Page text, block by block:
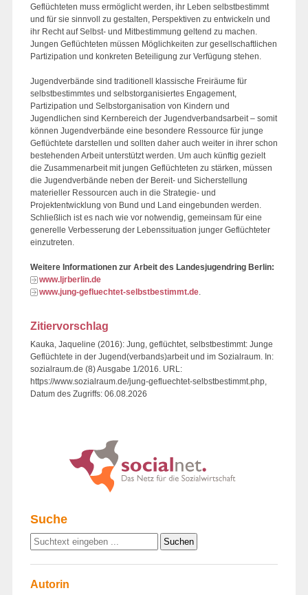
Geflüchteten muss ermöglicht werden, ihr Leben selbstbestimmt
und für sie sinnvoll zu gestalten, Perspektiven zu entwickeln und
ihr Recht auf Selbst- und Mitbestimmung geltend zu machen.
Jungen Geflüchteten müssen Möglichkeiten zur gesellschaftlichen
Partizipation und konkreten Beteiligung zur Verfügung stehen.
Jugendverbände sind traditionell klassische Freiräume für
selbstbestimmtes und selbstorganisiertes Engagement,
Partizipation und Selbstorganisation von Kindern und
Jugendlichen sind Kernbereich der Jugendverbandsarbeit – somit
können Jugendverbände eine besondere Ressource für junge
Geflüchtete darstellen und sollten daher auch weiter in ihrer schon
bestehenden Arbeit unterstützt werden. Um auch künftig gezielt
die Zusammenarbeit mit jungen Geflüchteten zu stärken, müssen
die Jugendverbände neben der Bereit- und Sicherstellung
materieller Ressourcen auch in die Strategie- und
Projektentwicklung von Bund und Land eingebunden werden.
Schließlich ist es nach wie vor notwendig, gemeinsam für eine
generelle Verbesserung der Lebenssituation junger Geflüchteter
einzutreten.
Weitere Informationen zur Arbeit des Landesjugendring Berlin:
www.ljrberlin.de
www.jung-gefluechtet-selbstbestimmt.de
Zitiervorschlag
Kauka, Jaqueline (2016): Jung, geflüchtet, selbstbestimmt: Junge
Geflüchtete in der Jugend(verbands)arbeit und im Sozialraum. In:
sozialraum.de (8) Ausgabe 1/2016. URL:
https://www.sozialraum.de/jung-gefluechtet-selbstbestimmt.php,
Datum des Zugriffs: 06.08.2026
Suche
Autorin